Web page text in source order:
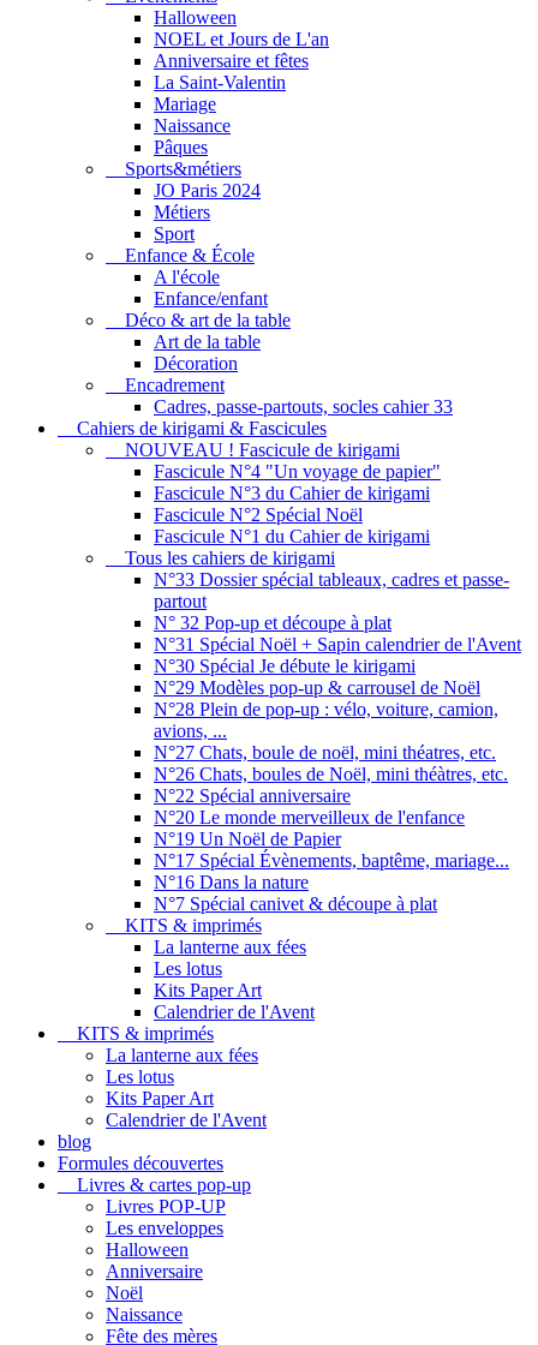
Halloween
NOEL et Jours de L'an
Anniversaire et fêtes
La Saint-Valentin
Mariage
Naissance
Pâques
Sports&métiers
JO Paris 2024
Métiers
Sport
Enfance & École
A l'école
Enfance/enfant
Déco & art de la table
Art de la table
Décoration
Encadrement
Cadres, passe-partouts, socles cahier 33
Cahiers de kirigami & Fascicules
NOUVEAU ! Fascicule de kirigami
Fascicule N°4 "Un voyage de papier"
Fascicule N°3 du Cahier de kirigami
Fascicule N°2 Spécial Noël
Fascicule N°1 du Cahier de kirigami
Tous les cahiers de kirigami
N°33 Dossier spécial tableaux, cadres et passe-
partout
N° 32 Pop-up et découpe à plat
N°31 Spécial Noël + Sapin calendrier de l'Avent
N°30 Spécial Je débute le kirigami
N°29 Modèles pop-up & carrousel de Noël
N°28 Plein de pop-up : vélo, voiture, camion,
avions, ...
N°27 Chats, boule de noël, mini théatres, etc.
N°26 Chats, boules de Noël, mini théàtres, etc.
N°22 Spécial anniversaire
N°20 Le monde merveilleux de l'enfance
N°19 Un Noël de Papier
N°17 Spécial Évènements, baptême, mariage...
N°16 Dans la nature
N°7 Spécial canivet & découpe à plat
KITS & imprimés
La lanterne aux fées
Les lotus
Kits Paper Art
Calendrier de l'Avent
KITS & imprimés
La lanterne aux fées
Les lotus
Kits Paper Art
Calendrier de l'Avent
blog
Formules découvertes
Livres & cartes pop-up
Livres POP-UP
Les enveloppes
Halloween
Anniversaire
Noël
Naissance
Fête des mères